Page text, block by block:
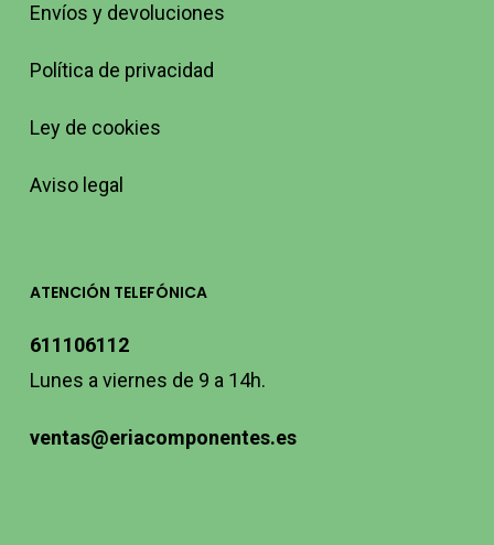
Envíos y devoluciones
Política de privacidad
Ley de cookies
Aviso legal
ATENCIÓN TELEFÓNICA
611106112
Lunes a viernes de 9 a 14h.
ventas@eriacomponentes.es